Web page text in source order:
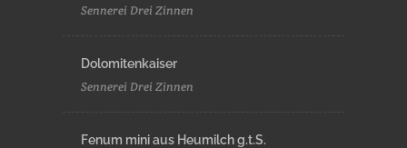
Sennerei Drei Zinnen
Dolomitenkaiser
Sennerei Drei Zinnen
Fenum mini aus Heumilch g.t.S.